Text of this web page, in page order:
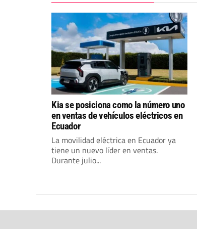
Kia se posiciona como la número uno
en ventas de vehículos eléctricos en
Ecuador
La movilidad eléctrica en Ecuador ya
tiene un nuevo líder en ventas.
Durante julio...